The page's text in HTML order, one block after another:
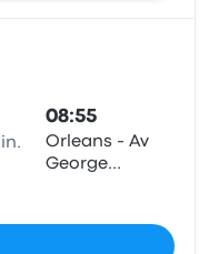
08:55
Orleans - Av
George